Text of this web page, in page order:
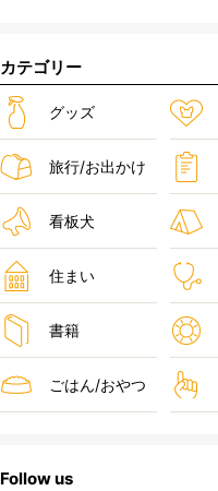
カテゴリー
グッズ
旅行/お出かけ
看板犬
住まい
書籍
ごはん/おやつ
Follow us